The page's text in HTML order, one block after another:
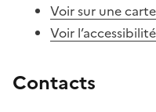
Voir sur une carte
Voir
Contacts